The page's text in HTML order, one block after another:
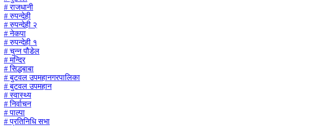
# राजधानी
# रुपन्देही
# रुपन्देही २
# नेकपा
# रुपन्देही १
# चुन्न पौडेल
# मन्दिर
# सिद्धबाबा
# बुटवल उपमहानगरपालिका
# बुटवल उपमहान
# स्वास्थ्य
# निर्वाचन
# पाल्पा
# प्रतिनिधि सभा